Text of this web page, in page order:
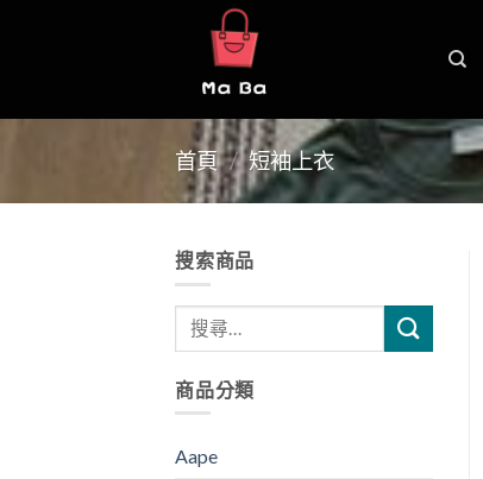
首頁 / 短袖上衣
搜索商品
商品分類
Aape